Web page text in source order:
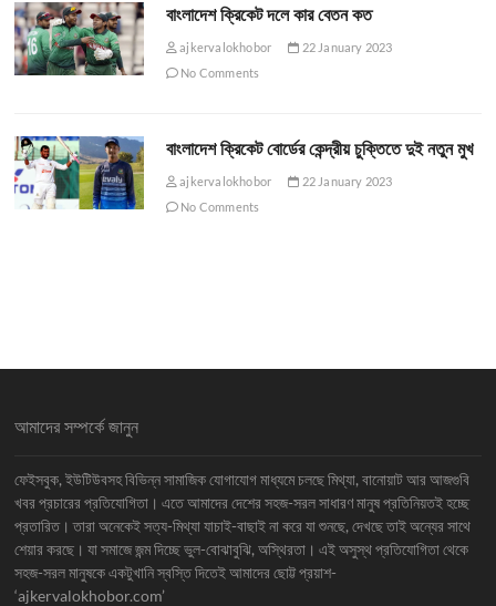
বাংলাদেশ ক্রিকেট দলে কার বেতন কত
ajkervalokhobor
22 January 2023
No Comments
বাংলাদেশ ক্রিকেট বোর্ডের কেন্দ্রীয় চুক্তিতে দুই নতুন মুখ
ajkervalokhobor
22 January 2023
No Comments
আমাদের সম্পর্কে জানুন
ফেইসবুক, ইউটিউবসহ বিভিন্ন সামাজিক যোগাযোগ মাধ্যমে চলছে মিথ্যা, বানোয়াট আর আজগুবি
খবর প্রচারের প্রতিযোগিতা। এতে আমাদের দেশের সহজ-সরল সাধারণ মানুষ প্রতিনিয়তই হচ্ছে
প্রতারিত। তারা অনেকেই সত্য-মিথ্যা যাচাই-বাছাই না করে যা শুনছে, দেখছে তাই অন্যের সাথে
শেয়ার করছে। যা সমাজে জন্ম দিচ্ছে ভুল-বোঝাবুঝি, অস্থিরতা। এই অসুস্থ প্রতিযোগিতা থেকে
সহজ-সরল মানুষকে একটুখানি স্বস্তি দিতেই আমাদের ছোট্ট প্রয়াশ-
‘ajkervalokhobor.com’